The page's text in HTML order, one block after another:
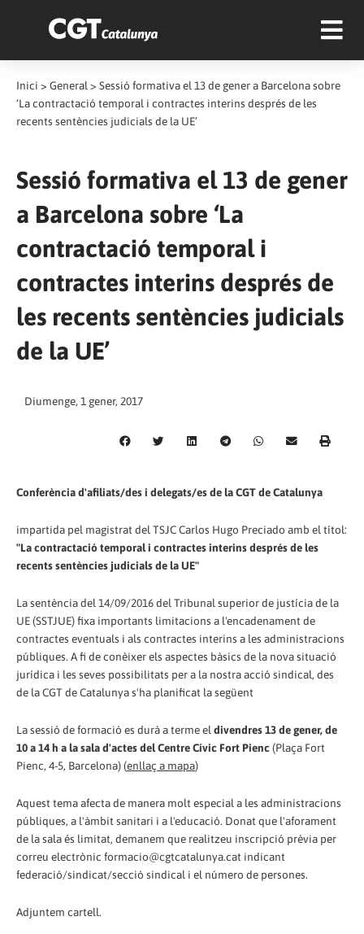
Inici > General > Sessió formativa el 13 de gener a Barcelona sobre
‘La contractació temporal i contractes interins després de les
recents sentències judicials de la UE’
Sessió formativa el 13 de gener
a Barcelona sobre ‘La
contractació temporal i
contractes interins després de
les recents sentències judicials
de la UE’
Diumenge, 1 gener, 2017
Conferència d'afiliats/des i delegats/es de la CGT de Catalunya
impartida pel magistrat del TSJC Carlos Hugo Preciado amb el títol:
"La contractació temporal i contractes interins després de les
recents sentències judicials de la UE"
La sentència del 14/09/2016 del Tribunal superior de justícia de la
UE (SSTJUE) fixa importants limitacions a l'encadenament de
contractes eventuals i als contractes interins a les administracions
públiques. A fi de conèixer els aspectes bàsics de la nova situació
jurídica i les seves possibilitats per a la nostra acció sindical, des
de la CGT de Catalunya s'ha planificat la següent
La sessió de formació es durà a terme el divendres 13 de gener, de
10 a 14 h a la sala d'actes del Centre Cívic Fort Pienc(Plaça Fort
Pienc, 4-5, Barcelona) (enllaç a mapa)
Aquest tema afecta de manera molt especial a les administracions
públiques, a l'àmbit sanitari i a l'educació. Donat que l'aforament
de la sala és limitat, demanem que realitzeu inscripció prèvia per
correu electrònic formacio@cgtcatalunya.cat indicant
federació/sindicat/secció sindical i el número de persones.
Adjuntem cartell.